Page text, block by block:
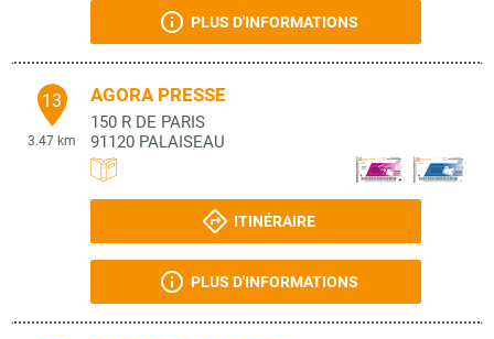
PLUS D'INFORMATIONS
13
3.47 km
AGORA PRESSE
150 R DE PARIS
91120 PALAISEAU
ITINÉRAIRE
PLUS D'INFORMATIONS